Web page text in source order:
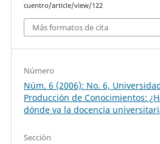
cuentro/article/view/122
Más formatos de cita
Número
Núm. 6 (2006): No. 6,
Producción de Conocimientos:
dónde va la docencia
Sección